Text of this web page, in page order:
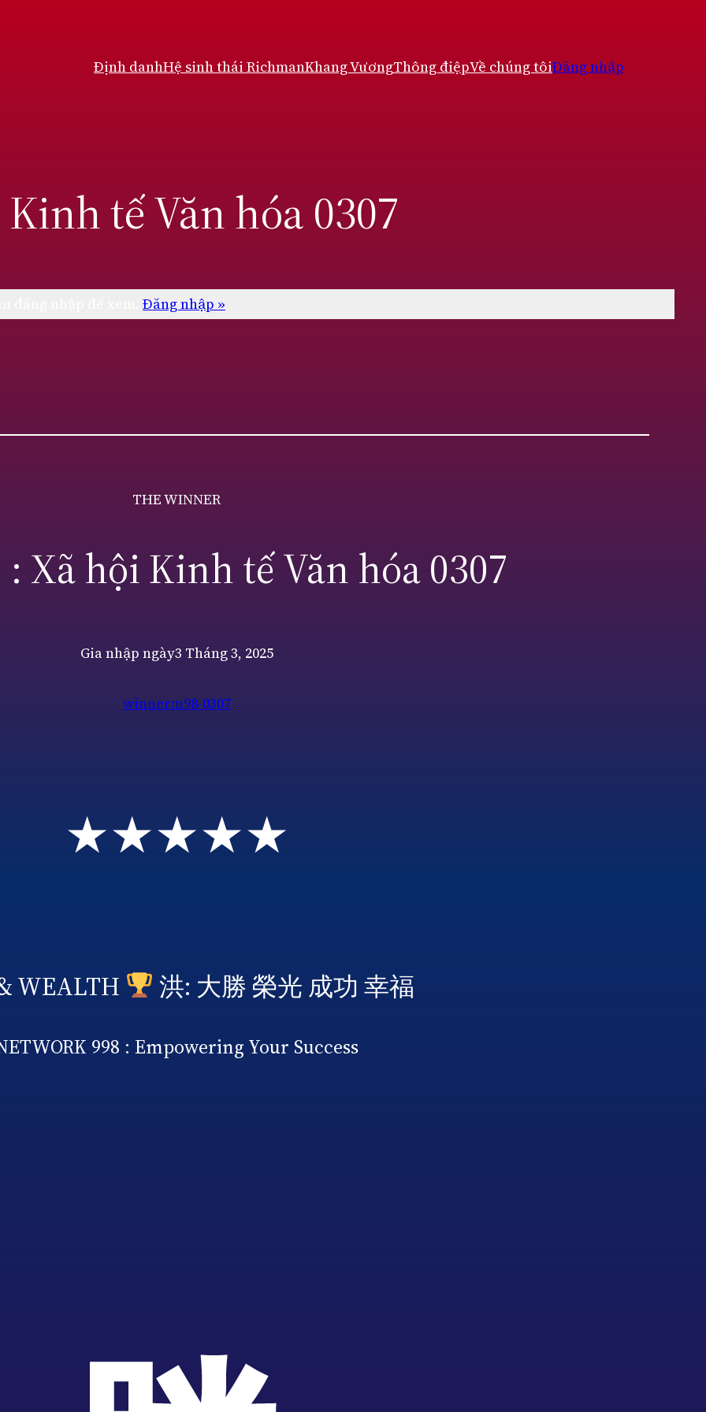
Định danhHệ sinh thái RichmanKhang VươngThông điệpVề chúng tôiĐăng nhập
tế Văn hóa 0307
Đăng nhập »
THE WINNER
: Xã hội Kinh tế Văn hóa 0307
Gia nhập ngày3 Tháng 3, 2025
winner:n98-0307
★★★★★
WEALTH 洪: 大勝 榮光 成功 幸福
998 : Empowering Your Success